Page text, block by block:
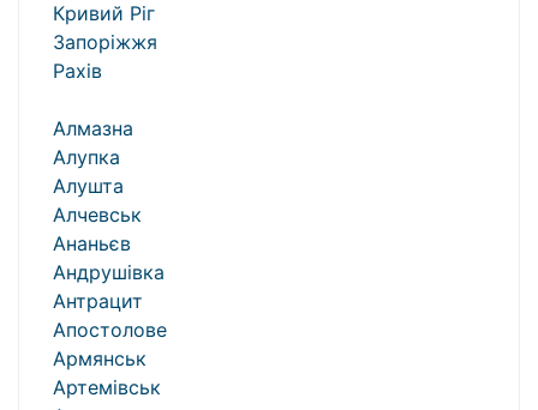
Кривий Ріг
Запоріжжя
Рахів
Алмазна
Алупка
Алушта
Алчевськ
Ананьєв
Андрушівка
Антрацит
Апостолове
Армянськ
Артемівськ